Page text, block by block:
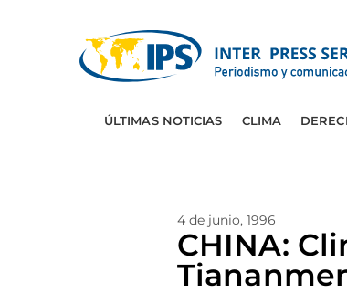
ÚLTIMAS NOTICIAS CLIMA
4 de junio, 1996
CHINA: